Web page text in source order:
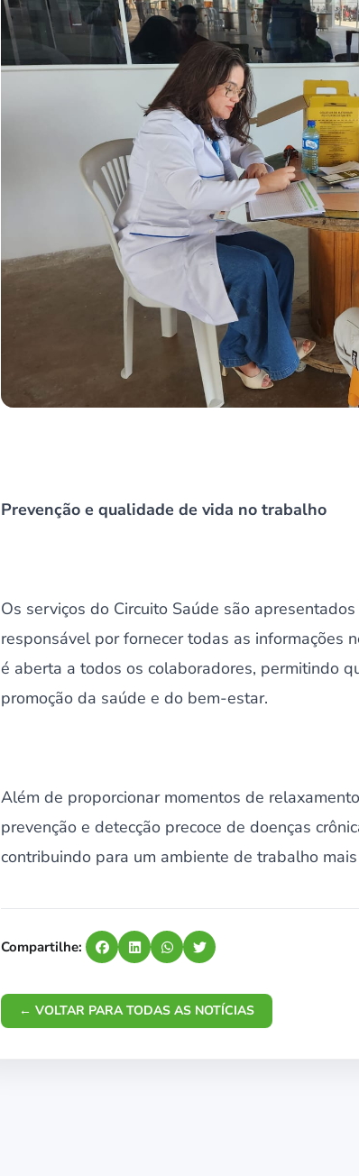
Prevenção e qualidade de vida no trabalho
Os serviços do Circuito Saúde são
responsável por fornecer todas as informações
é aberta a todos os colaboradores, permitindo
promoção da saúde e do bem-estar.
Além de proporcionar momentos de
prevenção e detecção precoce de doenças
contribuindo para um ambiente de trabalho
Compartilhe:
← VOLTAR PARA TODAS AS NOTÍCIAS